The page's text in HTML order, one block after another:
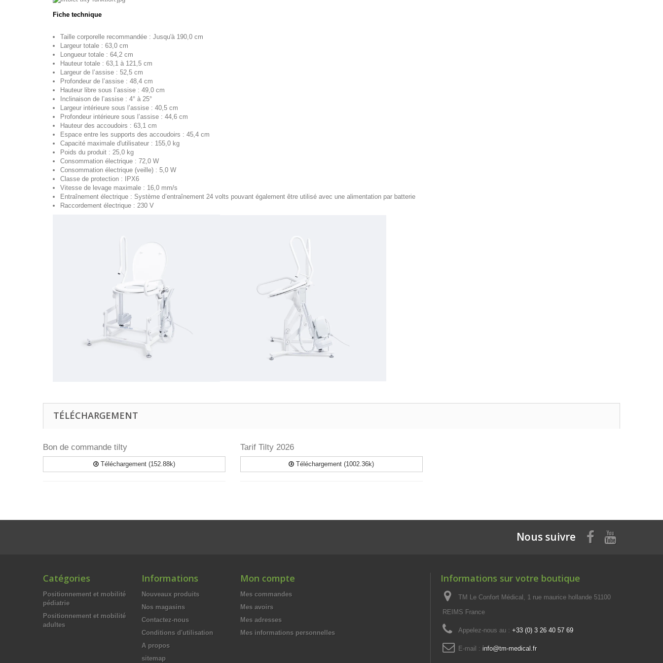
Fiche technique
Taille corporelle recommandée : Jusqu'à 190,0 cm
Largeur totale : 63,0 cm
Longueur totale : 64,2 cm
Hauteur totale : 63,1 à 121,5 cm
Largeur de l’assise : 52,5 cm
Profondeur de l’assise : 48,4 cm
Hauteur libre sous l’assise : 49,0 cm
Inclinaison de l’assise : 4° à 25°
Largeur intérieure sous l’assise : 40,5 cm
Profondeur intérieure sous l’assise : 44,6 cm
Hauteur des accoudoirs : 63,1 cm
Espace entre les supports des accoudoirs : 45,4 cm
Capacité maximale d'utilisateur : 155,0 kg
Poids du produit : 25,0 kg
Consommation électrique : 72,0 W
Consommation électrique (veille) : 5,0 W
Classe de protection : IPX6
Vitesse de levage maximale : 16,0 mm/s
Entraînement électrique : Système d’entraînement 24 volts pouvant également être utilisé avec une alimentation par batterie
Raccordement électrique : 230 V
TÉLÉCHARGEMENT
Bon de commande tilty
Téléchargement (152.88k)
Tarif Tilty 2026
Téléchargement (1002.36k)
Nous suivre
Catégories
Positionnement et mobilité
pédiatrie
Positionnement et mobilité
adultes
Informations
Nouveaux produits
Nos magasins
Contactez-nous
Conditions d'utilisation
A propos
sitemap
Mon compte
Mes commandes
Mes avoirs
Mes adresses
Mes informations personnelles
Informations sur votre boutique
TM Le Confort Médical, 1 rue maurice hollande 51100
REIMS France
Appelez-nous au : +33 (0) 3 26 40 57 69
E-mail : info@tm-medical.fr